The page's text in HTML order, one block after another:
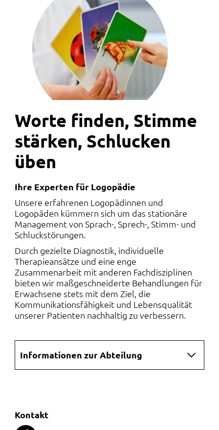
Worte finden, Stimme
stärken, Schlucken
üben
Ihre Experten für Logopädie
Unsere erfahrenen Logopädinnen und
Logopäden kümmern sich um das stationäre
Management von Sprach-, Sprech-, Stimm- und
Schluckstörungen.
Durch gezielte Diagnostik, individuelle
Therapieansätze und eine enge
Zusammenarbeit mit anderen Fachdisziplinen
bieten wir maßgeschneiderte Behandlungen für
Erwachsene stets mit dem Ziel, die
Kommunikationsfähigkeit und Lebensqualität
unserer Patienten nachhaltig zu verbessern.
Navigation
überspringen
Informationen zur Abteilung
Kontakt